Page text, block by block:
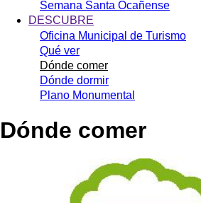
navegación
Semana Santa Ocañense
DESCUBRE
Oficina Municipal de Turismo
Qué ver
Dónde comer
Dónde dormir
Plano Monumental
Dónde comer